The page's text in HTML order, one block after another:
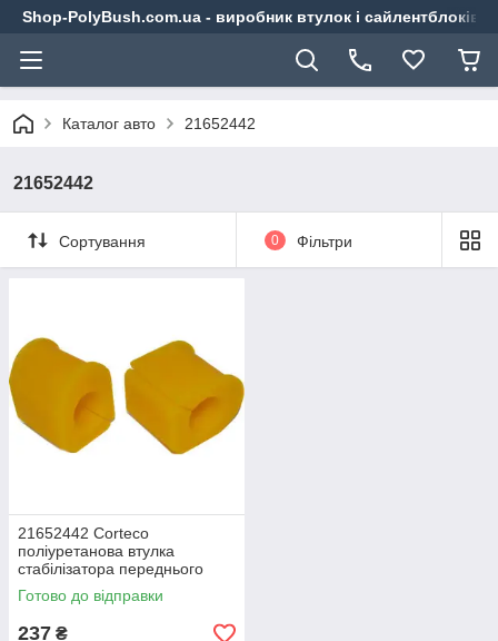
Shop-PolyBush.com.ua - виробник втулок і сайлентблоків
Каталог авто 21652442
21652442
Сортування 0 Фільтри
21652442 Corteco
поліуретанова втулка
стабілізатора переднього
внутрішня PolyBush (аналог)
v19
Готово до відправки
237 ₴